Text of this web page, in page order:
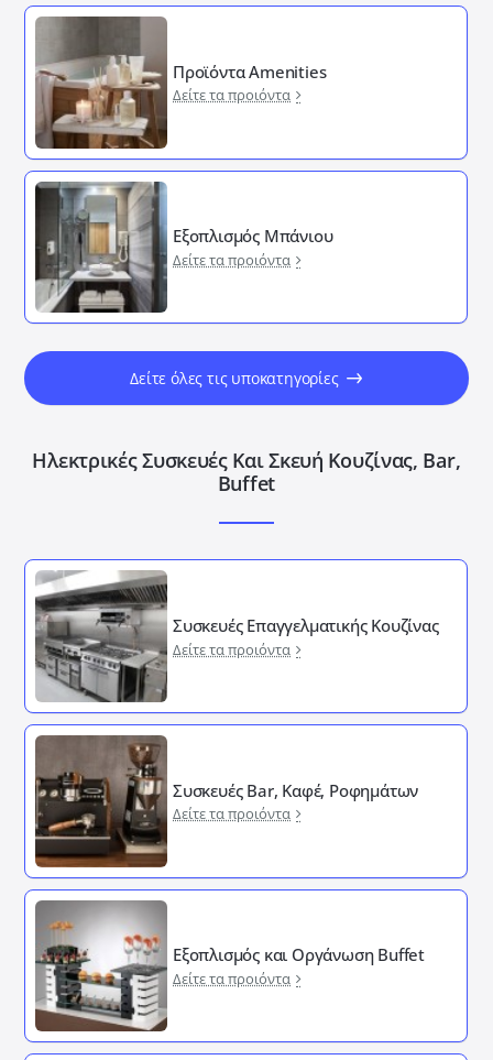
Προϊόντα Amenities
Δείτε τα προιόντα
Εξοπλισμός Μπάνιου
Δείτε τα προιόντα
Δείτε όλες τις υποκατηγορίες
Ηλεκτρικές Συσκευές Και Σκευή Κουζίνας, Bar,
Buffet
Συσκευές Επαγγελματικής Κουζίνας
Δείτε τα προιόντα
Συσκευές Bar, Καφέ, Ροφημάτων
Δείτε τα προιόντα
Εξοπλισμός και Οργάνωση Buffet
Δείτε τα προιόντα